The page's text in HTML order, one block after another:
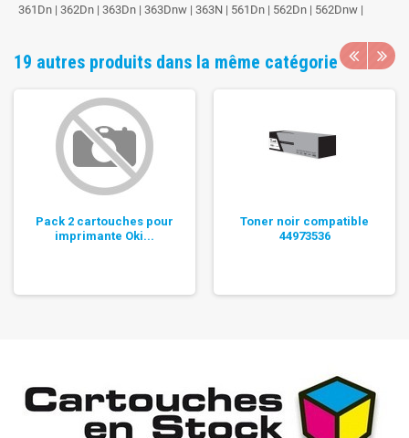
361Dn | 362Dn | 363Dn | 363Dnw | 363N | 561Dn | 562Dn | 562Dnw |
19 autres produits dans la même catégorie
Pack 2 cartouches pour
imprimante Oki...
Toner noir compatible
44973536